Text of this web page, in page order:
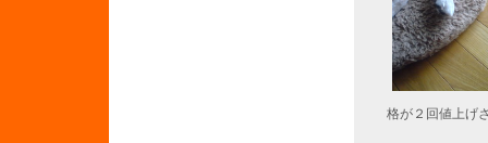
格が２回値上げ